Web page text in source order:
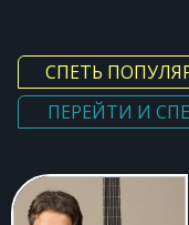
СПЕТЬ
ПЕРЕЙТИ И